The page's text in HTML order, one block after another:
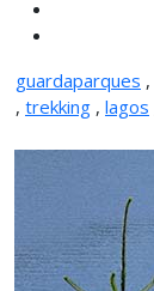
guardaparques ,
, trekking , lagos